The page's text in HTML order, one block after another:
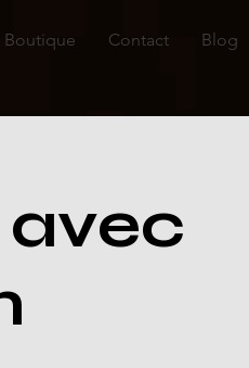
Boutique Contact Blog